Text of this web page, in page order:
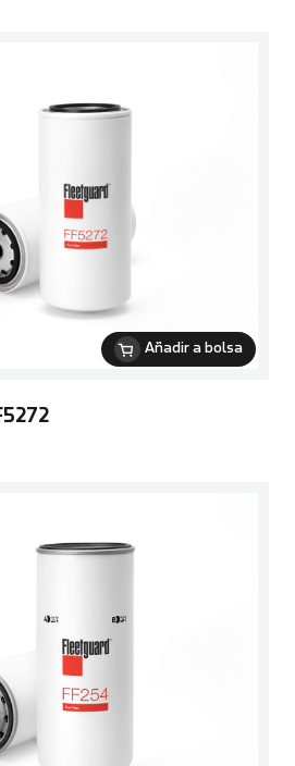
Añadir a bolsa